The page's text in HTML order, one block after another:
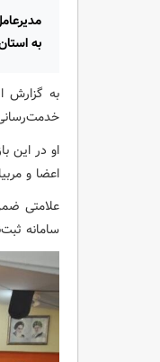
به
به گزارش
خدمت‌رسانی
او در این
اعضا و
علامتی
سامانه